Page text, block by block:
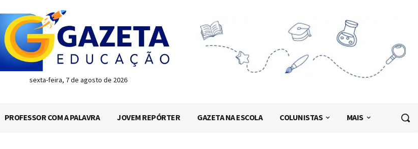
sexta-feira, 7 de agosto de 2026
PROFESSOR COM A PALAVRA JOVEM REPÓRTER GAZETA NA ESCOLA COLUNISTAS MAIS